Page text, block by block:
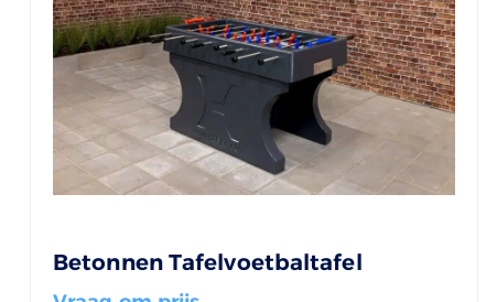
Betonnen Tafelvoetbaltafel